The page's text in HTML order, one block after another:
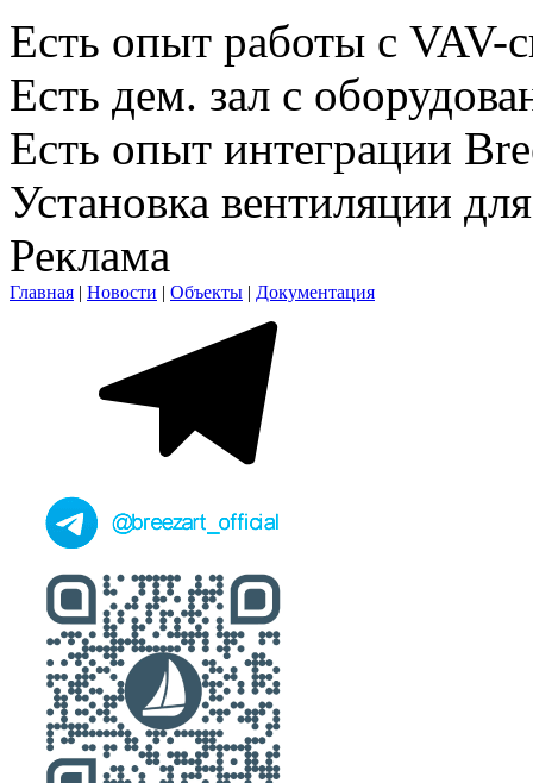
Есть опыт работы с VAV-
Есть дем. зал c
Есть опыт интеграции
Установка вентиляции
Реклама
Главная | Новости | Объекты | Документация